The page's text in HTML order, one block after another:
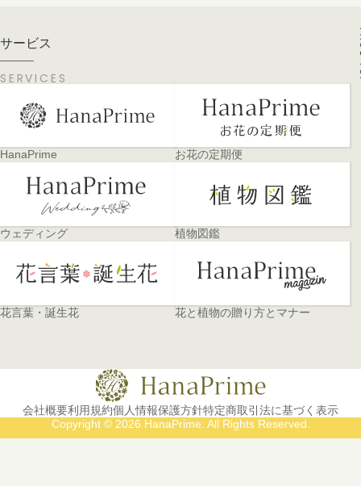
サービス
SERVICES
HanaPrime お花の定期便
ウェディング 植物図鑑
花言葉・誕生花 花と植物の贈り方とマナー
会社概要利用規約個人情報保護方針特定商取引法に基づく表示
Copyright © 2026 HanaPrime. All Rights Reserved.